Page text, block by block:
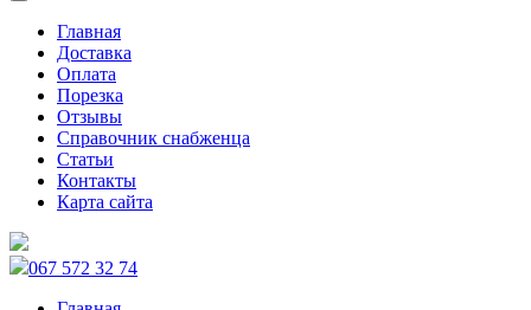
Главная
Доставка
Оплата
Порезка
Отзывы
Справочник снабженца
Статьи
Контакты
Карта сайта
067 572 32 74